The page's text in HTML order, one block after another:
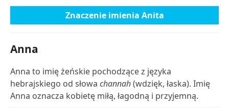
Znaczenie imienia Anita
Anna
Anna to imię żeńskie pochodzące z języka
hebrajskiego od słowa channah(wdzięk, łaska). Imię
Anna oznacza kobietę miłą, łagodną i przyjemną.